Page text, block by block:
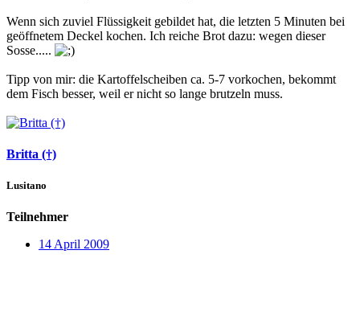
Wenn sich zuviel Flüssigkeit gebildet hat, die letzten 5 Minuten bei
geöffnetem Deckel kochen. Ich reiche Brot dazu: wegen dieser
Sosse.....
Tipp von mir: die Kartoffelscheiben ca. 5-7 vorkochen, bekommt
dem Fisch besser, weil er nicht so lange brutzeln muss.
Britta (†)
Lusitano
Teilnehmer
14 April 2009